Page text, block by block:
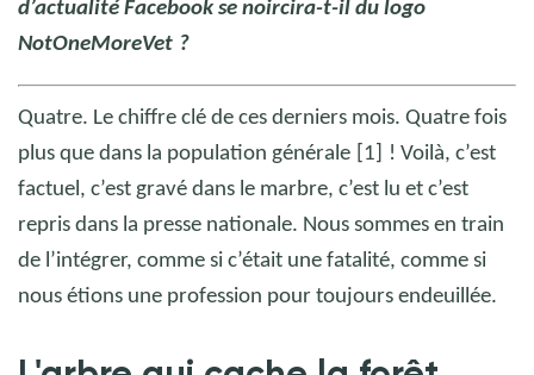
d’actualité Facebook se noircira-t-il du logo
NotOneMoreVet ?
Quatre. Le chiffre clé de ces derniers mois. Quatre fois
plus que dans la population générale
[1]
! Voilà, c’est
factuel, c’est gravé dans le marbre, c’est lu et c’est
repris dans la presse nationale. Nous sommes en train
de l’intégrer, comme si c’était une fatalité, comme si
nous étions une profession pour toujours endeuillée.